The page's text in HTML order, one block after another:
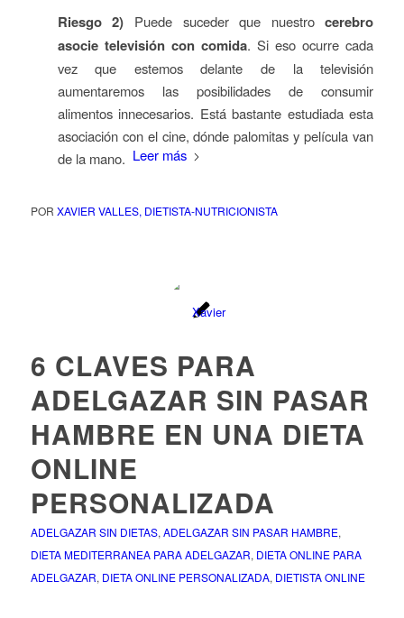
Riesgo 2) Puede suceder que nuestrocerebro
asocie televisión con comida. Si eso ocurre cada
vez que estemos delante de la televisión
aumentaremos las posibilidades de consumir
alimentos innecesarios. Está bastante estudiada esta
asociación con el cine, dónde palomitas y película van
de la mano. Leer más
POR XAVIER VALLES, DIETISTA-NUTRICIONISTA
6 CLAVES PARA
ADELGAZAR SIN PASAR
HAMBRE EN UNA DIETA
ONLINE
PERSONALIZADA
ADELGAZAR SIN DIETAS, ADELGAZAR SIN PASAR HAMBRE,
DIETA MEDITERRANEA PARA ADELGAZAR, DIETA ONLINE PARA
ADELGAZAR, DIETA ONLINE PERSONALIZADA, DIETISTA ONLINE